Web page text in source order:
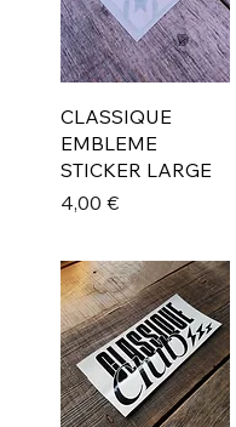
CLASSIQUE
EMBLEME
STICKER LARGE
Prix
4,00 €